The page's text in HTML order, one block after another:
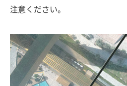
注意ください。